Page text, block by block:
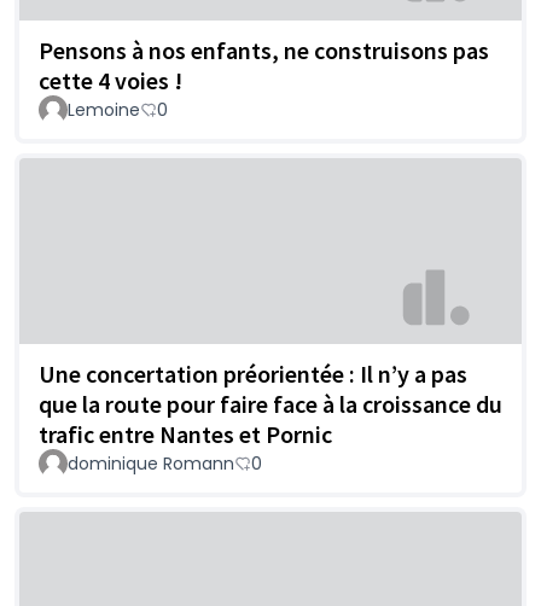
Pensons à nos enfants, ne construisons pas
cette 4 voies !
Lemoine 0
Une concertation préorientée : Il n’y a pas
que la route pour faire face à la croissance du
trafic entre Nantes et Pornic
dominique Romann 0